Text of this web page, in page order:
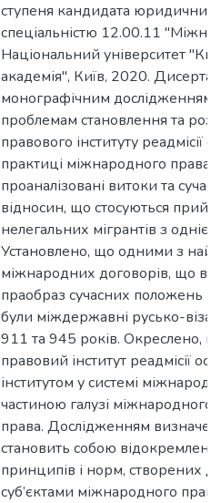
ступеня кандидата юридичних
спеціальністю 12.00.11
Національний університет
академія", Київ, 2020.
монографічним
проблемам становлення та
правового інституту реадмісії
практиці міжнародного права.
проаналізовані витоки та
відносин, що стосуються
нелегальних мігрантів з
Установлено, що одними з
міжнародних договорів, що
праобраз сучасних положень
були міждержавні русько-
911 та 945 років. Окреслено,
правовий інститут реадмісії
інститутом у системі
частиною галузі міжнародного
права. Дослідженням
становить собою відокремлену
принципів і норм, створених
суб’єктами міжнародного